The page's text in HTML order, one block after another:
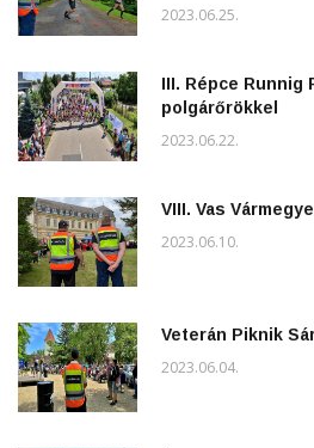
2023.06.25.
III. Répce Runnig
polgárőrökkel
2023.06.22.
VIII. Vas
2023.06.10.
Veterán Piknik
2023.06.04.